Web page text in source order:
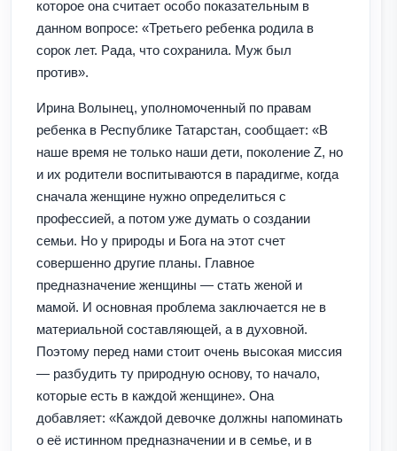
которое она считает особо показательным в
данном вопросе: «Третьего ребенка родила в
сорок лет. Рада, что сохранила. Муж был
против».
Ирина Волынец, уполномоченный по правам
ребенка в Республике Татарстан, сообщает: «В
наше время не только наши дети, поколение Z, но
и их родители воспитываются в парадигме, когда
сначала женщине нужно определиться с
профессией, а потом уже думать о создании
семьи. Но у природы и Бога на этот счет
совершенно другие планы. Главное
предназначение женщины — стать женой и
мамой. И основная проблема заключается не в
материальной составляющей, а в духовной.
Поэтому перед нами стоит очень высокая миссия
— разбудить ту природную основу, то начало,
которые есть в каждой женщине». Она
добавляет: «Каждой девочке должны напоминать
о её истинном предназначении и в семье, и в